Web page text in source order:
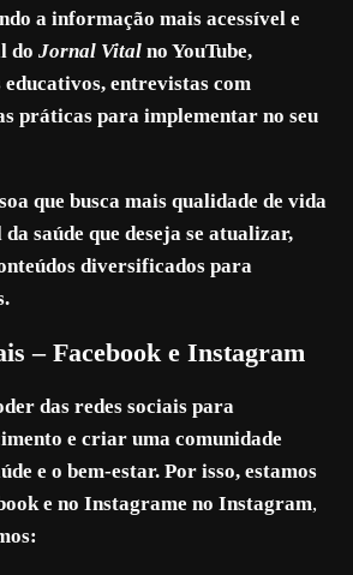
a informação mais acessível e
do Jornal Vitalno YouTube,
educativos, entrevistas com
práticas para implementar no seu
que busca mais qualidade de vida
saúde que deseja se atualizar,
diversificados para
– Facebook e Instagram
das redes sociais para
e criar uma comunidade
e o bem-estar. Por isso, estamos
e no Instagrame no Instagram,